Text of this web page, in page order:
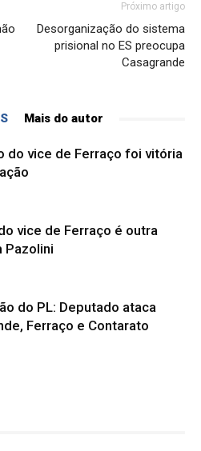
Próximo artigo
Desorganização do sistema
prisional no ES preocupa
Casagrande
Mais do autor
do vice de Ferraço foi vitória
vice de Ferraço é outra
Pazolini
do PL: Deputado ataca
Ferraço e Contarato